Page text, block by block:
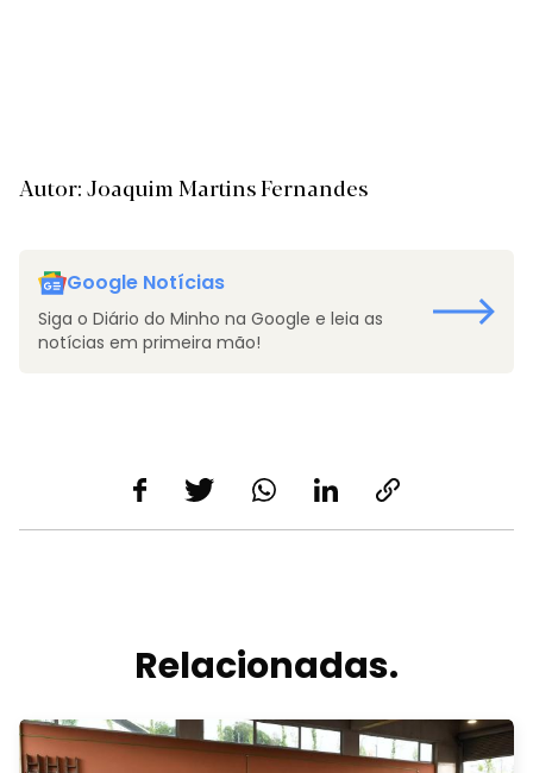
Autor: Joaquim Martins Fernandes
Google Notícias
Siga o Diário do Minho na Google e leia as
notícias em primeira mão!
Relacionadas.